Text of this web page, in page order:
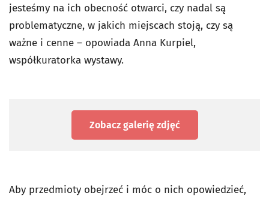
jesteśmy na ich obecność otwarci, czy nadal są
problematyczne, w jakich miejscach stoją, czy są
ważne i cenne – opowiada Anna Kurpiel,
współkuratorka wystawy.
Zobacz galerię zdjęć
Aby przedmioty obejrzeć i móc o nich opowiedzieć,